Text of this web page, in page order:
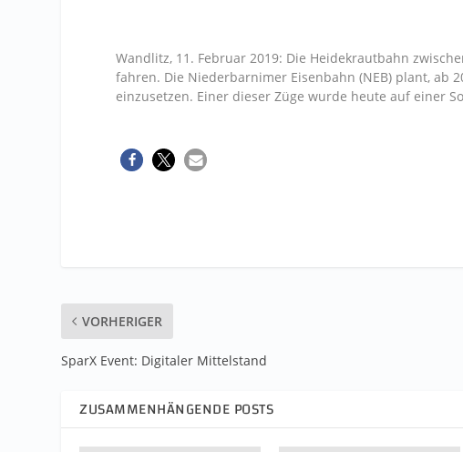
Wandlitz, 11. Februar 2019: Die Heidekrautbahn
fahren. Die Niederbarnimer Eisenbahn (NEB) plant, ab
einzusetzen. Einer dieser Züge wurde heute auf einer
VORHERIGER
SparX Event: Digitaler Mittelstand
ZUSAMMENHÄNGENDE POSTS